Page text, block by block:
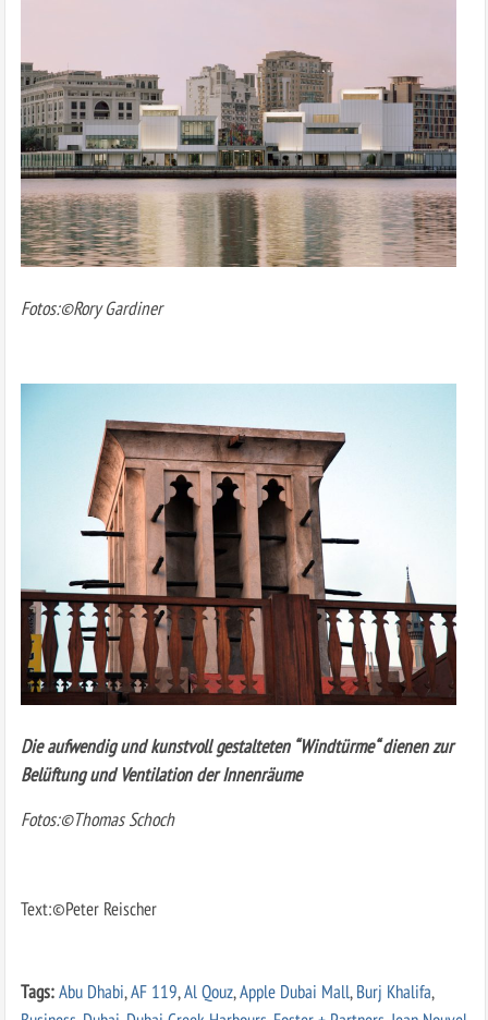
Fotos:©Rory Gardiner
Die aufwendig und kunstvoll gestalteten “Windtürme“ dienen zur
Belüftung und Ventilation der Innenräume
Fotos:©Thomas Schoch
Text:©Peter Reischer
Tags:Abu Dhabi,AF 119,Al Qouz,Apple Dubai Mall,Burj Khalifa,